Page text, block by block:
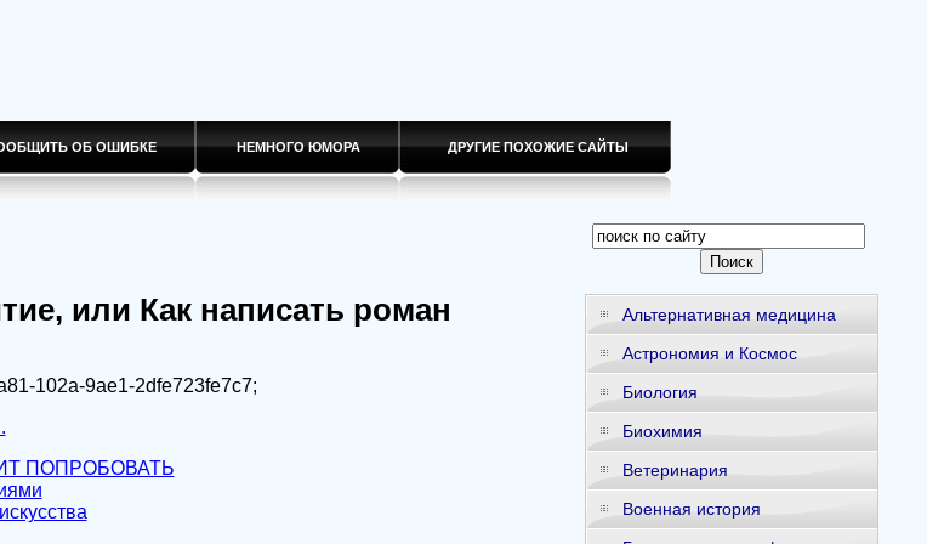
ОБ ОШИБКЕ НЕМНОГО ЮМОРА ДРУГИЕ ПОХОЖИЕ САЙТЫ
или Как написать роман
102a-9ae1-2dfe723fe7c7;
ПОПРОБОВАТЬ
Альтернативная медицина
Астрономия и Космос
Биология
Биохимия
Ветеринария
Военная история